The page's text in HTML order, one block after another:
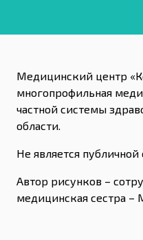
Медицинский центр
многопрофильная
частной системы
области.
Не является
Автор рисунков –
медицинская сестра –